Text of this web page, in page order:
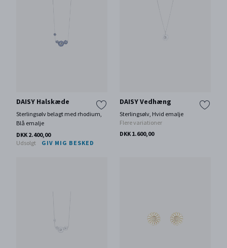
DAISY Halskæde
Sterlingsølv belagt med rhodium,
Blå emalje
DKK 2.400,00
Udsolgt
GIV MIG BESKED
DAISY Vedhæng
Sterlingsølv, Hvid emalje
Flere variationer
DKK 1.600,00